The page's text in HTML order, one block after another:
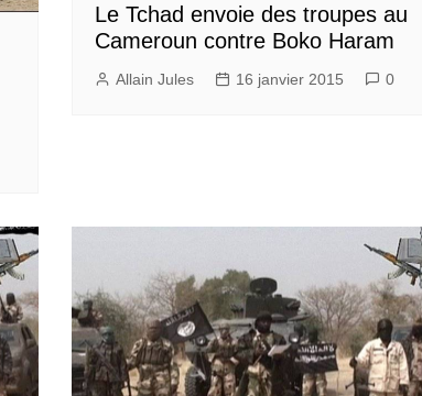
Le Tchad envoie des troupes au
Cameroun contre Boko Haram
Allain Jules 16 janvier 2015 0